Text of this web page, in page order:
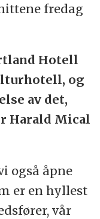
fredag
Hotell
og
av det,
Harald Mical
også åpne
er en hyllest
vår